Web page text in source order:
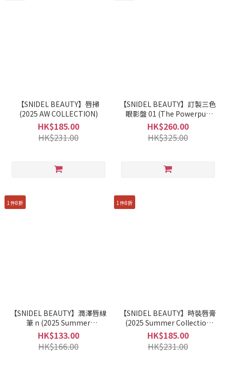
【SNIDEL BEAUTY】唇掃
(2025 AW COLLECTION)
HK$185.00
HK$231.00
【SNIDEL BEAUTY】訂製三色
眼影盤 01 (The Powerpuff
Girls Collaboration)
HK$260.00
HK$325.00
1件8折
【SNIDEL BEAUTY】潤澤唇線
筆 n (2025 Summer
Collection 1st)
HK$133.00
HK$166.00
1件8折
【SNIDEL BEAUTY】時裝唇膏
(2025 Summer Collection
1st)
HK$185.00
HK$231.00